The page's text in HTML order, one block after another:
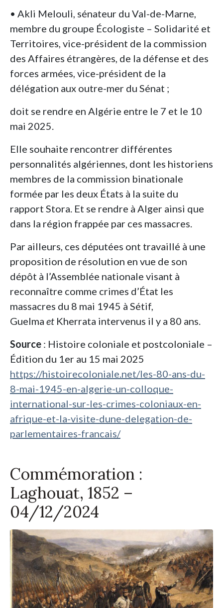
• Akli Melouli, sénateur du Val-de-Marne,
membre du groupe Écologiste – Solidarité et
Territoires, vice-président de la commission
des Affaires étrangères, de la défense et des
forces armées, vice-président de la
délégation aux outre-mer du Sénat ;
doit se rendre en Algérie entre le 7 et le 10
mai 2025.
Elle souhaite rencontrer différentes
personnalités algériennes, dont les historiens
membres de la commission binationale
formée par les deux États à la suite du
rapport Stora. Et se rendre à Alger ainsi que
dans la région frappée par ces massacres.
Par ailleurs, ces députées ont travaillé à une
proposition de résolution en vue de son
dépôt à l’Assemblée nationale visant à
reconnaître comme crimes d’État les
massacres du 8 mai 1945 à Sétif,
Guelma et Kherrata intervenus il y a 80 ans.
Source : Histoire coloniale et postcoloniale –
Édition du 1er au 15 mai 2025
https://histoirecoloniale.net/les-80-ans-du-
8-mai-1945-en-algerie-un-colloque-
international-sur-les-crimes-coloniaux-en-
afrique-et-la-visite-dune-delegation-de-
parlementaires-francais/
Commémoration :
Laghouat, 1852 –
04/12/2024